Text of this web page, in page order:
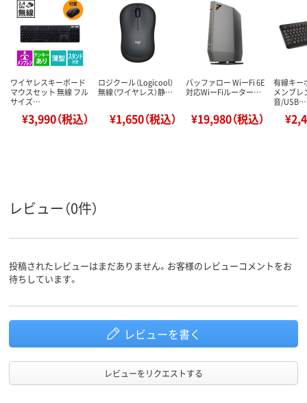
ワイヤレスキーボード
マウスセット 無線 フル
サイズ…
¥3,990（税込）
ロジクール（Logicool）
無線（ワイヤレス）静…
¥1,650（税込）
バッファロー WiーFi 6E
対応WiーFiルーター…
¥19,980（税込）
有線キー
メンブレ
音/USB…
レビュー（0件）
投稿されたレビューはまだありません。お客様のレビューコメントをお
待ちしています。
レビューを書く
レビューをリクエストする